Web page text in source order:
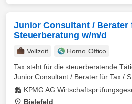
Junior Consultant / Berater
Steuerberatung w/m/d
Vollzeit
Home-Office
Tax steht für die steuerberatende
Junior Consultant / Berater für Tax /
KPMG AG
Bielefeld